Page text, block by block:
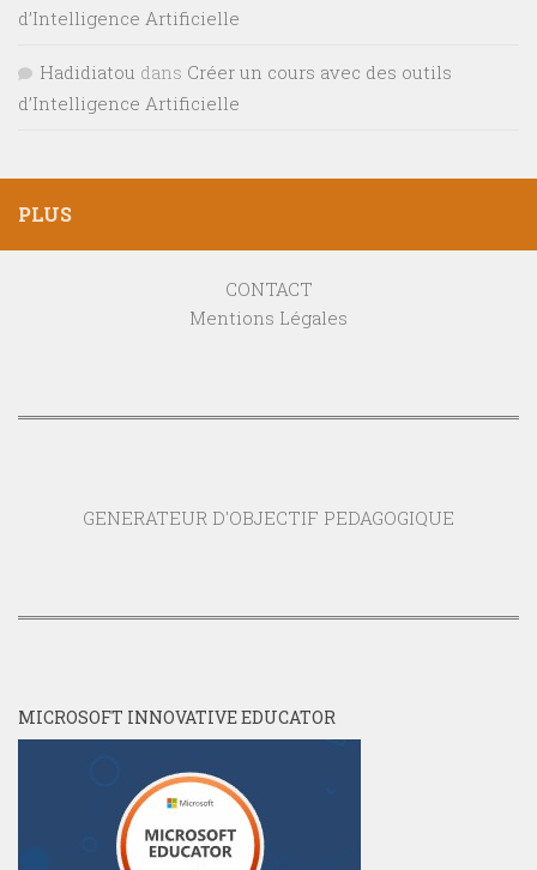
d’Intelligence Artificielle
Hadidiatou dans Créer un cours avec des outils
d’Intelligence Artificielle
PLUS
CONTACT
Mentions Légales
GENERATEUR D'OBJECTIF PEDAGOGIQUE
MICROSOFT INNOVATIVE EDUCATOR